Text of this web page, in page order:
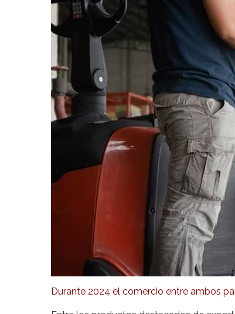
Durante 2024 el comercio entre ambos